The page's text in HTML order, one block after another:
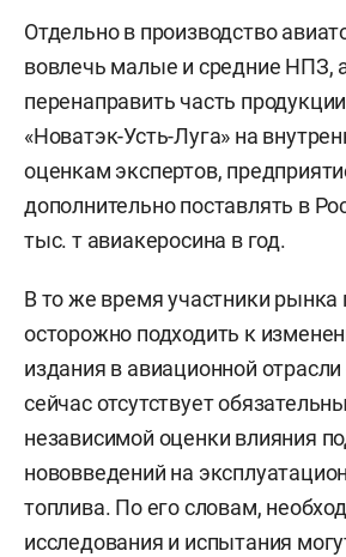
Отдельно в производство
вовлечь малые и средние НПЗ,
перенаправить часть
«Новатэк-Усть-Луга» на
оценкам экспертов,
дополнительно поставлять в
тыс. т авиакеросина в год.
В то же время участники
осторожно подходить к
издания в авиационной
сейчас отсутствует
независимой оценки влияния
нововведений на
топлива. По его словам,
исследования и испытания